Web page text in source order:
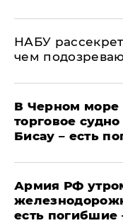
НАБУ
чем
В Черном море
торговое
Бисау – есть
Армия РФ
есть погибшие